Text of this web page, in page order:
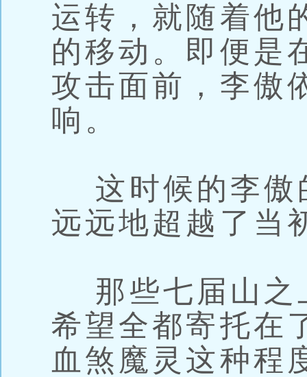
运转，就随着他
的移动。即便是
攻击面前，李傲
响。
这时候的李傲
远远地超越了当
那些七届山之
希望全都寄托在
血煞魔灵这种程